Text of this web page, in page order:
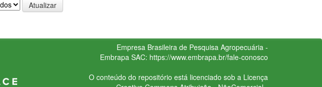
Empresa Brasileira de Pesquisa Agropecuária -
Embrapa SAC: https://www.embrapa.br/fale-conosco
O conteúdo do repositório está licenciado sob a Licença